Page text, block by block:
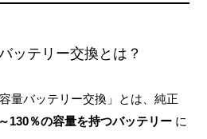
ッテリー交換とは？
量バッテリー交換」とは、純正
130％の容量を持つバッテリー に